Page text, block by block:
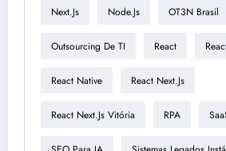
Next.js Node.js OT3N Brasil
Outsourcing De TI React
React Native React Next.js
React Next.js Vitória RPA